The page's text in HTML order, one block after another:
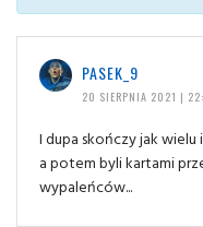
PASEK_9
20 SIERPNIA 2021 |
I dupa skończy jak
a potem byli kartami
wypaleńców...